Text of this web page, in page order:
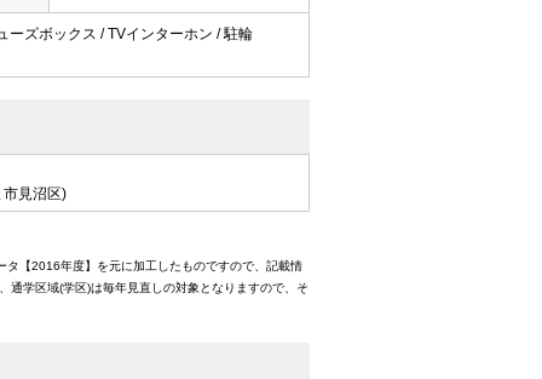
ーズボックス / TVインターホン / 駐輪
見沼区)
タ【2016年度】を元に加工したものですので、記載情
通学区域(学区)は毎年見直しの対象となりますので、そ